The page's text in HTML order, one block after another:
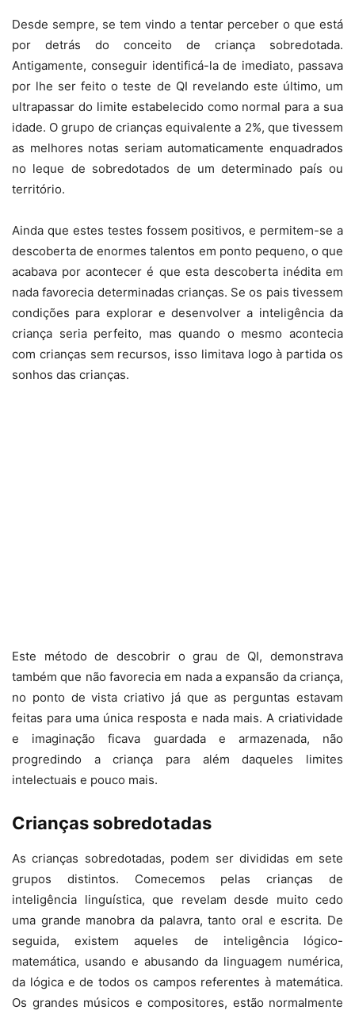
Desde sempre, se tem vindo a tentar perceber o que está
por detrás do conceito de criança sobredotada.
Antigamente, conseguir identificá-la de imediato, passava
por lhe ser feito o teste de QI revelando este último, um
ultrapassar do limite estabelecido como normal para a sua
idade. O grupo de crianças equivalente a 2%, que tivessem
as melhores notas seriam automaticamente enquadrados
no leque de sobredotados de um determinado país ou
território.
Ainda que estes testes fossem positivos, e permitem-se a
descoberta de enormes talentos em ponto pequeno, o que
acabava por acontecer é que esta descoberta inédita em
nada favorecia determinadas crianças. Se os pais tivessem
condições para explorar e desenvolver a inteligência da
criança seria perfeito, mas quando o mesmo acontecia
com crianças sem recursos, isso limitava logo à partida os
sonhos das crianças.
Este método de descobrir o grau de QI, demonstrava
também que não favorecia em nada a expansão da criança,
no ponto de vista criativo já que as perguntas estavam
feitas para uma única resposta e nada mais. A criatividade
e imaginação ficava guardada e armazenada, não
progredindo a criança para além daqueles limites
intelectuais e pouco mais.
Crianças sobredotadas
As crianças sobredotadas, podem ser divididas em sete
grupos distintos. Comecemos pelas crianças de
inteligência linguística, que revelam desde muito cedo
uma grande manobra da palavra, tanto oral e escrita. De
seguida, existem aqueles de inteligência lógico-
matemática, usando e abusando da linguagem numérica,
da lógica e de todos os campos referentes à matemática.
Os grandes músicos e compositores, estão normalmente